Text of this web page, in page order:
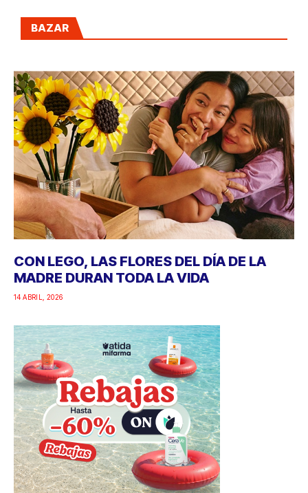
BAZAR
CON LEGO, LAS FLORES DEL DÍA DE LA
MADRE DURAN TODA LA VIDA
14 ABRIL, 2026